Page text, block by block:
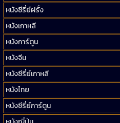
หนังซีรี่ย์ฝรั่ง
หนังเกาหลี
หนังการ์ตูน
หนังจีน
หนังซีรี่ย์เกาหลี
หนังไทย
หนังซีรี่ย์การ์ตูน